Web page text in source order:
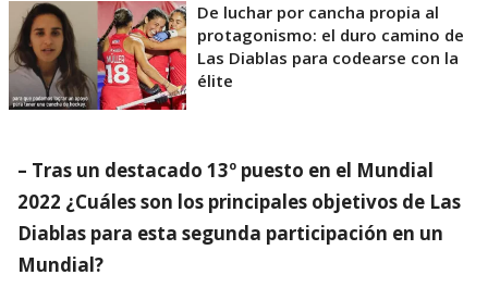
De luchar por cancha propia al
protagonismo: el duro camino de
Las Diablas para codearse con la
élite
– Tras un destacado 13º puesto en el Mundial
2022 ¿Cuáles son los principales objetivos de Las
Diablas para esta segunda participación en un
Mundial?